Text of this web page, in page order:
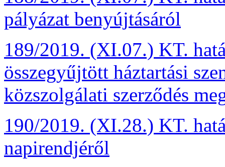
pályázat benyújtásáról
189/2019. (XI.07.) KT.
összegyűjtött háztartási
közszolgálati szerződés
190/2019. (XI.28.) KT.
napirendjéről